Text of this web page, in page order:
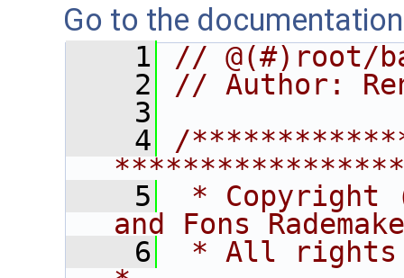
Go to the
    1
// @(#)root/
    2
// Author:
    3
    4
/
    5
* Copyright
and Fons
    6
* All rights